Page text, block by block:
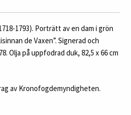
1793). Porträtt av en dam i grön
de Vaxen”. Signerad och
Olja på uppfodrad duk, 82,5 x 66 cm
av Kronofogdemyndigheten.